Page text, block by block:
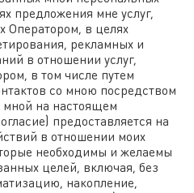
предложения мне услуг,
Оператором, в целях
рекламных и
в отношении услуг,
в том числе путем
со мною посредством
мной на настоящем
предоставляется на
в отношении моих
необходимы и желаемы
целей, включая, без
накопление,